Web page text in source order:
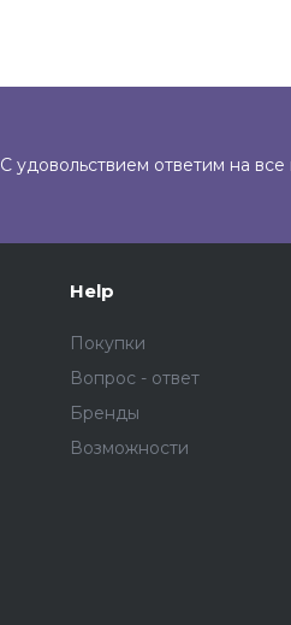
С удовольствием ответим на
Help
Покупки
Вопрос - ответ
Бренды
Возможности